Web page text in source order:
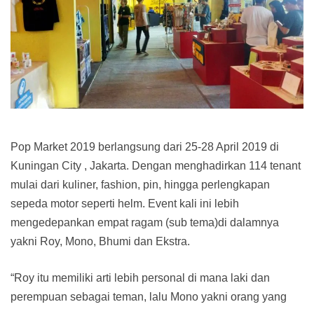
Pop Market 2019 berlangsung dari 25-28 April 2019 di
Kuningan City , Jakarta. Dengan menghadirkan 114 tenant
mulai dari kuliner, fashion, pin, hingga perlengkapan
sepeda motor seperti helm. Event kali ini lebih
mengedepankan empat ragam (sub tema)di dalamnya
yakni Roy, Mono, Bhumi dan Ekstra.
“Roy itu memiliki arti lebih personal di mana laki dan
perempuan sebagai teman, lalu Mono yakni orang yang